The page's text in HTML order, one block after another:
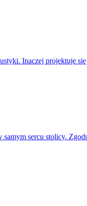
Inaczej projektuje
sercu stolicy.